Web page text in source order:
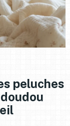
peluches